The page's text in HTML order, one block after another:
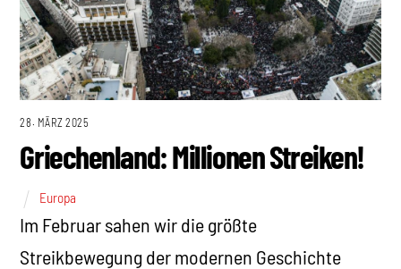
28. MÄRZ 2025
Griechenland: Millionen Streiken!
Europa
Im Februar sahen wir die größte
Streikbewegung der modernen Geschichte